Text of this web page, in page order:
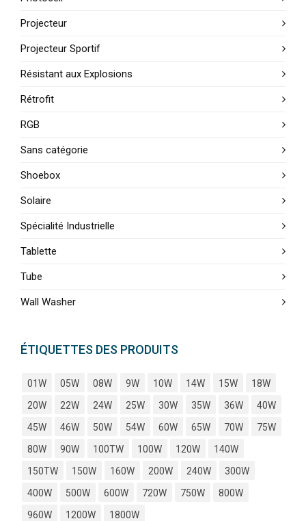
Projecteur
Projecteur Sportif
Résistant aux Explosions
Rétrofit
RGB
Sans catégorie
Shoebox
Solaire
Spécialité Industrielle
Tablette
Tube
Wall Washer
ÉTIQUETTES DES PRODUITS
01W 05W 08W 9W 10W 14W 15W
18W
20W
22W 24W 25W 30W 35W 36W
40W
45W
46W 50W 54W 60W 65W 70W
75W
80W
90W 100TW 100W 120W
140W
150TW
150W 160W 200W 240W
300W
400W
500W 600W 720W 750W
800W
960W
1200W 1800W